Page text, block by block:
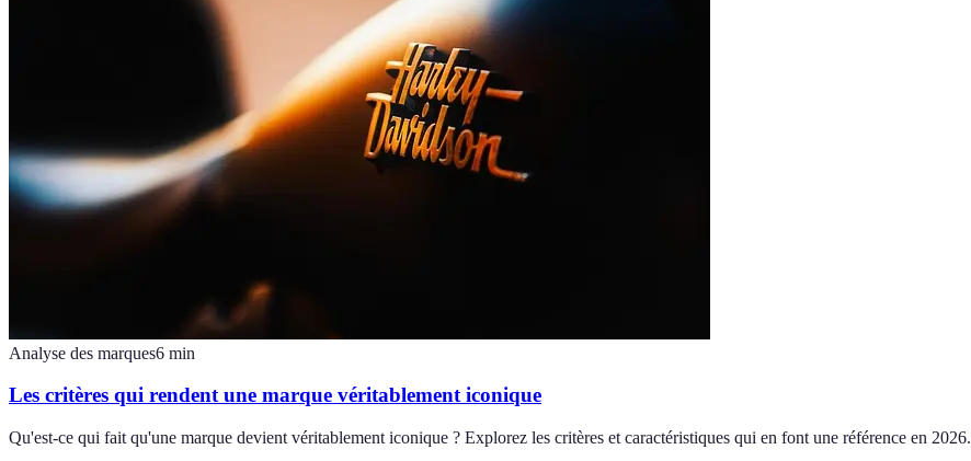
Analyse des marques6 min
Les critères qui rendent une marque véritablement iconique
Qu'est-ce qui fait qu'une marque devient véritablement iconique ? Explorez les critères et caractéristiques qui en font une référence en 2026.